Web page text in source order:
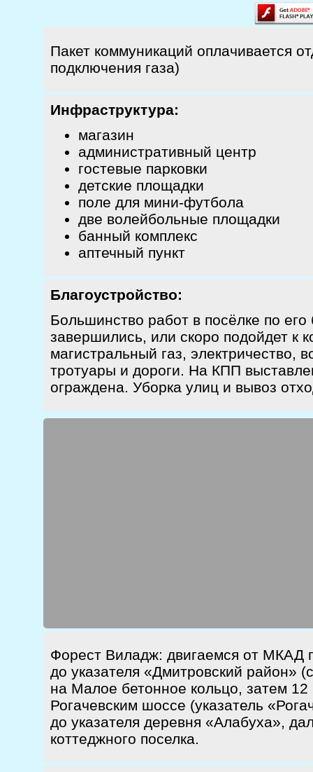
Пакет коммуникаций оплачивается
подключения газа)
Инфраструктура:
магазин
административный центр
гостевые парковки
детские площадки
поле для мини-футбола
две волейбольные площадки
банный комплекс
аптечный пункт
Благоустройство:
Большинство работ в посёлке по его
завершились, или скоро подойдет к
магистральный газ, электричество,
тротуары и дороги. На КПП
ограждена. Уборка улиц и вывоз
Форест Виладж: двигаемся от МКАД
до указателя «Дмитровский район»
на Малое бетонное кольцо, затем 12
Рогачевским шоссе (указатель
до указателя деревня «Алабуха»,
коттеджного поселка.